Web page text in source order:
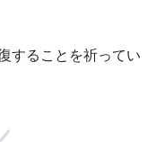
することを祈ってい